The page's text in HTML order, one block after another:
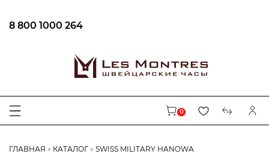
8 800 1000 264
0
ГЛАВНАЯ КАТАЛОГ
SWISS MILITARY HANOWA